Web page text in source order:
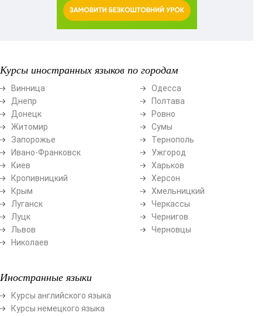
Курсы иностранных языков по городам
Винница
Днепр
Донецк
Житомир
Запорожье
Ивано-Франковск
Киев
Кропивницкий
Крым
Луганск
Луцк
Львов
Николаев
Одесса
Полтава
Ровно
Сумы
Тернополь
Ужгород
Харьков
Херсон
Хмельницкий
Черкассы
Чернигов
Черновцы
Иностранные языки
Курсы английского языка
Курсы немецкого языка